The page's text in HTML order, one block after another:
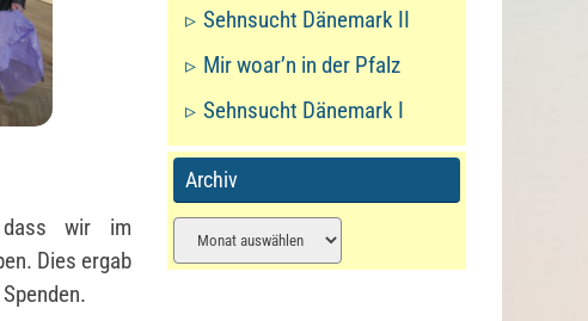
dass wir im
Dies ergab
Sehnsucht Dänemark II
Mir woar’n in der Pfalz
Sehnsucht Dänemark I
Archiv
Archiv